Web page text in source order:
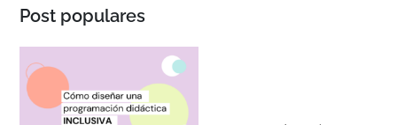
Post populares